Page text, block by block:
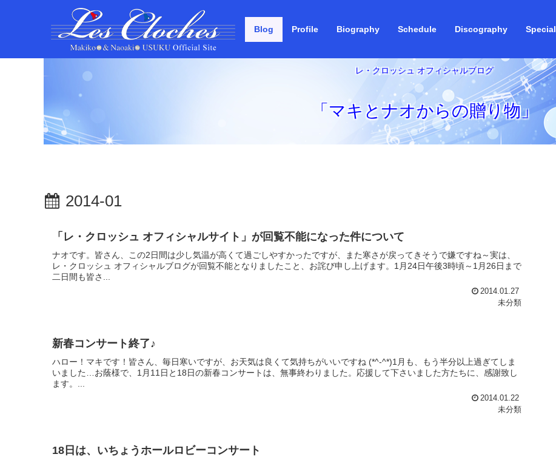
Blog Profile Biography Schedule Discography Special
レ・クロッシュ オフィシャルブログ
「マキとナオからの贈り物」
2014-01
「レ・クロッシュ オフィシャルサイト」が回覧不能になった件について
ナオです。皆さん、この2日間は少し気温が高くて過ごしやすかったですが、また寒さが戻ってきそうで嫌ですね～実は、
レ・クロッシュ オフィシャルブログが回覧不能となりましたこと、お詫び申し上げます。1月24日午後3時頃～1月26日まで
二日間も皆さ...
2014.01.27
未分類
新春コンサート終了♪
ハロー！マキです！皆さん、毎日寒いですが、お天気は良くて気持ちがいいですね (*^-^*)1月も、もう半分以上過ぎてしま
いました…お蔭様で、1月11日と18日の新春コンサートは、無事終わりました。応援して下さいました方たちに、感謝致し
ます。...
2014.01.22
未分類
18日は、いちょうホールロビーコンサート